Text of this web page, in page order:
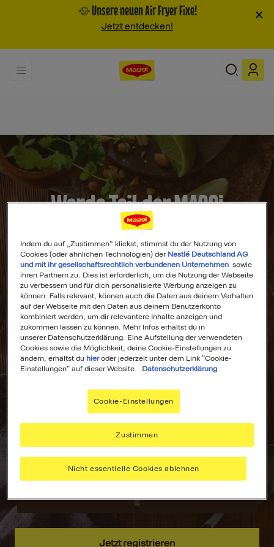
🥘 Unsere neuen Air Fryer Fixe!
Jetzt entdecken!
×
Werde Teil der MAGGI
Community
All Deine
Lieblingsrezepte
an einem Ort!
suchen –
speichere deine
Inspiration und
hab alles immer
Dein
Wochenplaner für
stressfreies
Plane deine
Mahlzeiten mit
passend zu
deinen Vorlieben.
Jetzt registrieren
Indem du auf „Zustimmen“ klickst, stimmst du der Nutzung von
Cookies (oder ähnlichen Technologien) der Nestlé Deutschland AG
und mit ihr gesellschaftsrechtlich verbundenen Unternehmen sowie
ihren Partnern zu. Dies ist erforderlich, um die Nutzung der Webseite
zu verbessern und für dich personalisierte Werbung anzeigen zu
können. Falls relevant, können auch die Daten aus deinem Verhalten
auf der Webseite mit den Daten aus deinem Benutzerkonto
kombiniert werden, um dir relevantere Inhalte anzeigen und
zukommen lassen zu können. Mehr Infos erhältst du in
unserer Datenschutzerklärung. Eine Aufstellung der verwendeten
Cookies sowie die Möglichkeit, deine Cookie-Einstellungen zu
ändern, erhältst duhieroder jederzeit unter dem Link "Cookie-
Einstellungen" auf dieser Website.
Datenschutzerklärung
Cookie-Einstellungen
Nicht essentielle Cookies ablehnen
Zustimmen